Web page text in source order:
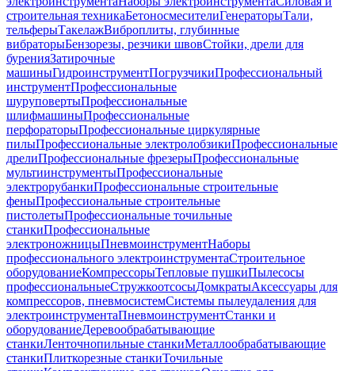
строительная техникаБетоносмесителиГенераторыТали,
тельферыТакелажВиброплиты, глубинные
вибраторыБензорезы, резчики швовСтойки, дрели для
буренияЗатирочные
машиныГидроинструментПогрузчикиПрофессиональный
инструментПрофессиональные
шуруповертыПрофессиональные
шлифмашиныПрофессиональные
перфораторыПрофессиональные циркулярные
пилыПрофессиональные электролобзикиПрофессиональные
дрелиПрофессиональные фрезерыПрофессиональные
мультиинструментыПрофессиональные
электрорубанкиПрофессиональные строительные
феныПрофессиональные строительные
пистолетыПрофессиональные точильные
станкиПрофессиональные
электроножницыПневмоинструментНаборы
профессионального электроинструментаСтроительное
оборудованиеКомпрессорыТепловые пушкиПылесосы
профессиональныеСтружкоотсосыДомкратыАксессуары для
компрессоров, пневмосистемСистемы пылеудаления для
электроинструментаПневмоинструментСтанки и
оборудованиеДеревообрабатывающие
станкиЛенточнопильные станкиМеталлообрабатывающие
станкиПлиткорезные станкиТочильные